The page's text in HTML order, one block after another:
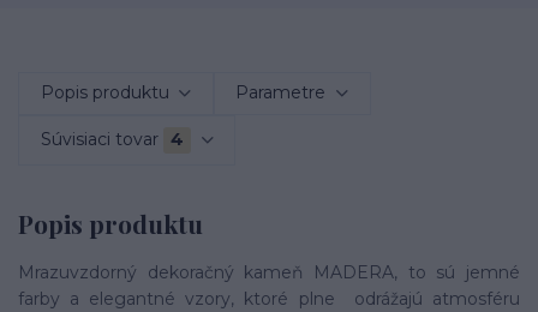
Popis produktu Parametre
Súvisiaci tovar 4
Popis produktu
Mrazuvzdorný dekoračný kameň MADERA, to sú jemné
farby a elegantné vzory, ktoré plne odrážajú atmosféru